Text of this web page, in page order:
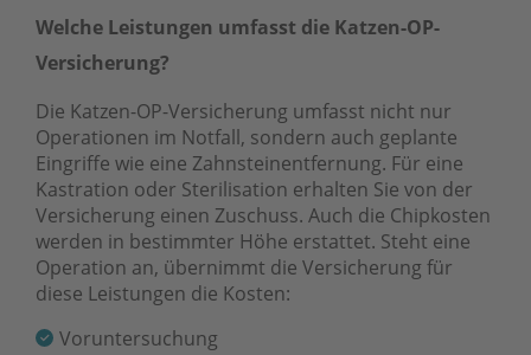
Welche Leistungen umfasst die Katzen-OP-
Versicherung?
Die Katzen-OP-Versicherung umfasst nicht nur
Operationen im Notfall, sondern auch geplante
Eingriffe wie eine Zahnsteinentfernung. Für eine
Kastration oder Sterilisation erhalten Sie von der
Versicherung einen Zuschuss. Auch die Chipkosten
werden in bestimmter Höhe erstattet. Steht eine
Operation an, übernimmt die Versicherung für
diese Leistungen die Kosten:
Voruntersuchung